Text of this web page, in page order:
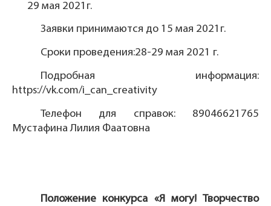
29 мая 2021г.
Заявки принимаются до 15 мая 2021г.
Сроки проведения:28-29 мая 2021 г.
Подробная информация:
https://vk.com/i_can_creativity
Телефон для справок: 89046621765
Мустафина Лилия Фаатовна
Положение конкурса «Я могу! Творчество